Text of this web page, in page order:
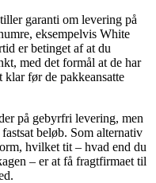
garanti om levering på
eksempelvis White
er betinget af at du
med det formål at de har
før de pakkeansatte
på gebyrfri levering, men
beløb. Som alternativ
hvilket tit – hvad end du
– er at få fragtfirmaet til